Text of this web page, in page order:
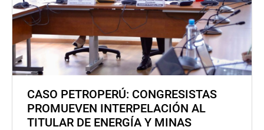
CASO PETROPERÚ: CONGRESISTAS
PROMUEVEN INTERPELACIÓN AL
TITULAR DE ENERGÍA Y MINAS